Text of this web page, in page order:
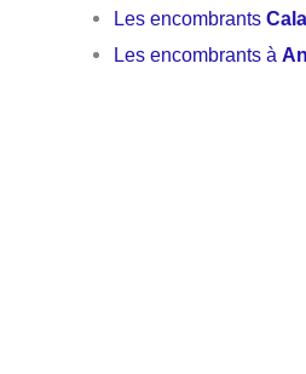
Les encombrants
Les encombrants à